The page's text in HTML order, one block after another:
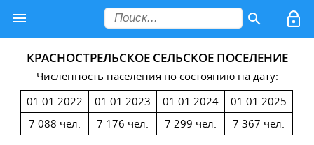
КРАСНОСТРЕЛЬСКОЕ СЕЛЬСКОЕ ПОСЕЛЕНИЕ
Численность населения по состоянию на дату:
01.01.2022
7 088 чел.
01.01.2023
7 176 чел.
01.01.2024
7 299 чел.
01.01.2025
7 367 чел.